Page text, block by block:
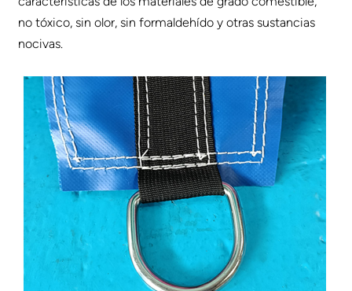
no tóxico, sin olor, sin formaldehído y otras sustancias
nocivas.